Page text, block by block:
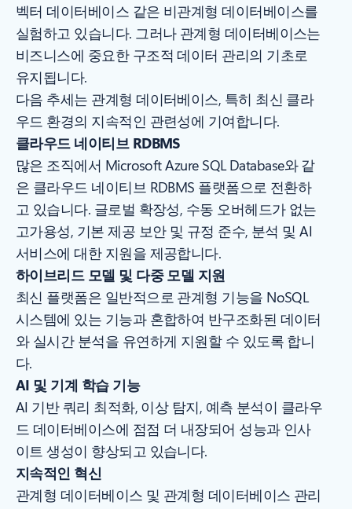
벡터 데이터베이스 같은 비관계형 데이터베이스를
실험하고 있습니다. 그러나 관계형 데이터베이스는
비즈니스에 중요한 구조적 데이터 관리의 기초로
유지됩니다.
다음 추세는 관계형 데이터베이스, 특히 최신 클라
우드 환경의 지속적인 관련성에 기여합니다.
클라우드 네이티브 RDBMS
많은 조직에서 Microsoft Azure SQL Database와 같
은 클라우드 네이티브 RDBMS 플랫폼으로 전환하
고 있습니다. 글로벌 확장성, 수동 오버헤드가 없는
고가용성, 기본 제공 보안 및 규정 준수, 분석 및 AI
서비스에 대한 지원을 제공합니다.
하이브리드 모델 및 다중 모델 지원
최신 플랫폼은 일반적으로 관계형 기능을 NoSQL
시스템에 있는 기능과 혼합하여 반구조화된 데이터
와 실시간 분석을 유연하게 지원할 수 있도록 합니
다.
AI 및 기계 학습 기능
AI 기반 쿼리 최적화, 이상 탐지, 예측 분석이 클라우
드 데이터베이스에 점점 더 내장되어 성능과 인사
이트 생성이 향상되고 있습니다.
지속적인 혁신
관계형 데이터베이스 및 관계형 데이터베이스 관리